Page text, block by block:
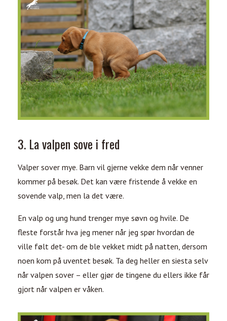
3. La valpen sove i fred
Valper sover mye. Barn vil gjerne vekke dem når venner
kommer på besøk. Det kan være fristende å vekke en
sovende valp, men la det være.
En valp og ung hund trenger mye søvn og hvile. De
fleste forstår hva jeg mener når jeg spør hvordan de
ville følt det- om de ble vekket midt på natten, dersom
noen kom på uventet besøk. Ta deg heller en siesta selv
når valpen sover – eller gjør de tingene du ellers ikke får
gjort når valpen er våken.